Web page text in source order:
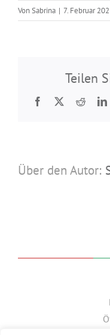
VonSabrina | 7. Februar
Teilen
Facebook
TwitterReddit
Über den Autor: